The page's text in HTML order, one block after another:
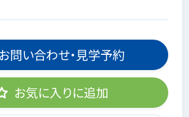
お問い合わせ・見学予約
お気に入りに追加